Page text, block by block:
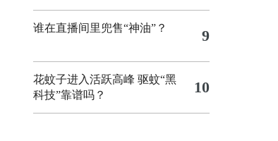
谁在直播间里兜售“神油”？ 9
花蚊子进入活跃高峰 驱蚊“黑
科技”靠谱吗？
10